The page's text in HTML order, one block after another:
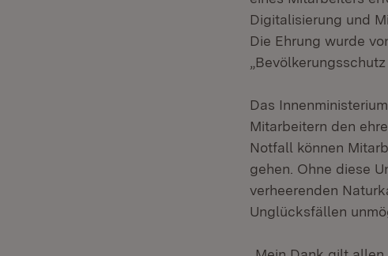
Digitalisierung und
Die Ehrung wurde
Das
Mitarbeitern den
Notfall können
gehen. Ohne diese
verheerenden
Unglücksfällen